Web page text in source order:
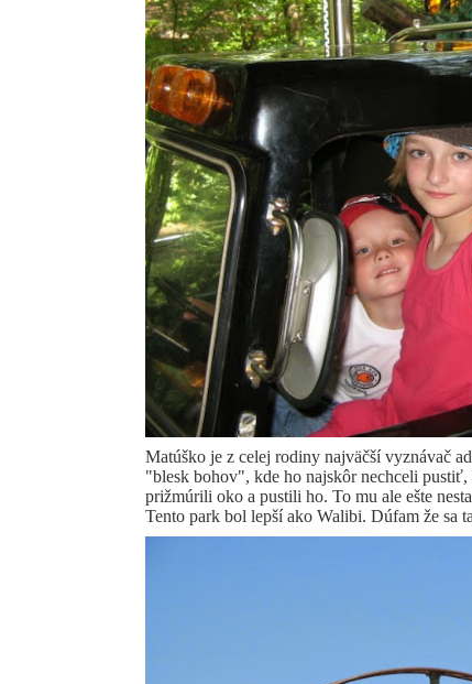
Matúško je z celej rodiny najväčší vyznávač
"blesk bohov", kde ho najskôr nechceli
prižmúrili oko a pustili ho. To mu ale ešte
Tento park bol lepší ako Walibi. Dúfam že sa